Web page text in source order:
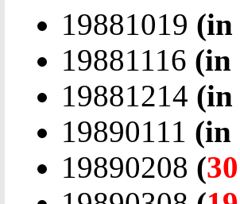
19881019 (in
19881116 (in
19881214 (in
19890111 (in
19890208 (